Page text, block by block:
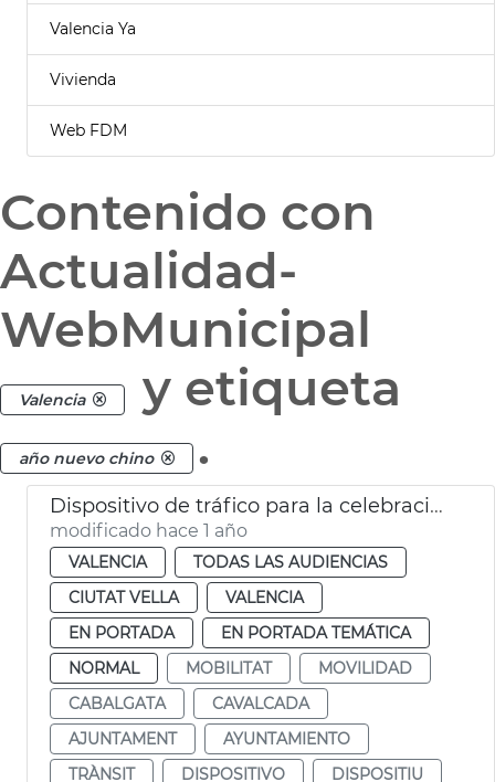
Valencia Ya
Vivienda
Web FDM
Contenido con
Actualidad-
WebMunicipal
Valencia y etiqueta
año nuevo chino .
Dispositivo de tráfico para la celebración del Año Nuevo Chino
modificado hace 1 año
VALENCIA
TODAS LAS AUDIENCIAS
CIUTAT VELLA
VALENCIA
EN PORTADA
EN PORTADA TEMÁTICA
NORMAL
MOBILITAT
MOVILIDAD
CABALGATA
CAVALCADA
AJUNTAMENT
AYUNTAMIENTO
TRÀNSIT
DISPOSITIVO
DISPOSITIU